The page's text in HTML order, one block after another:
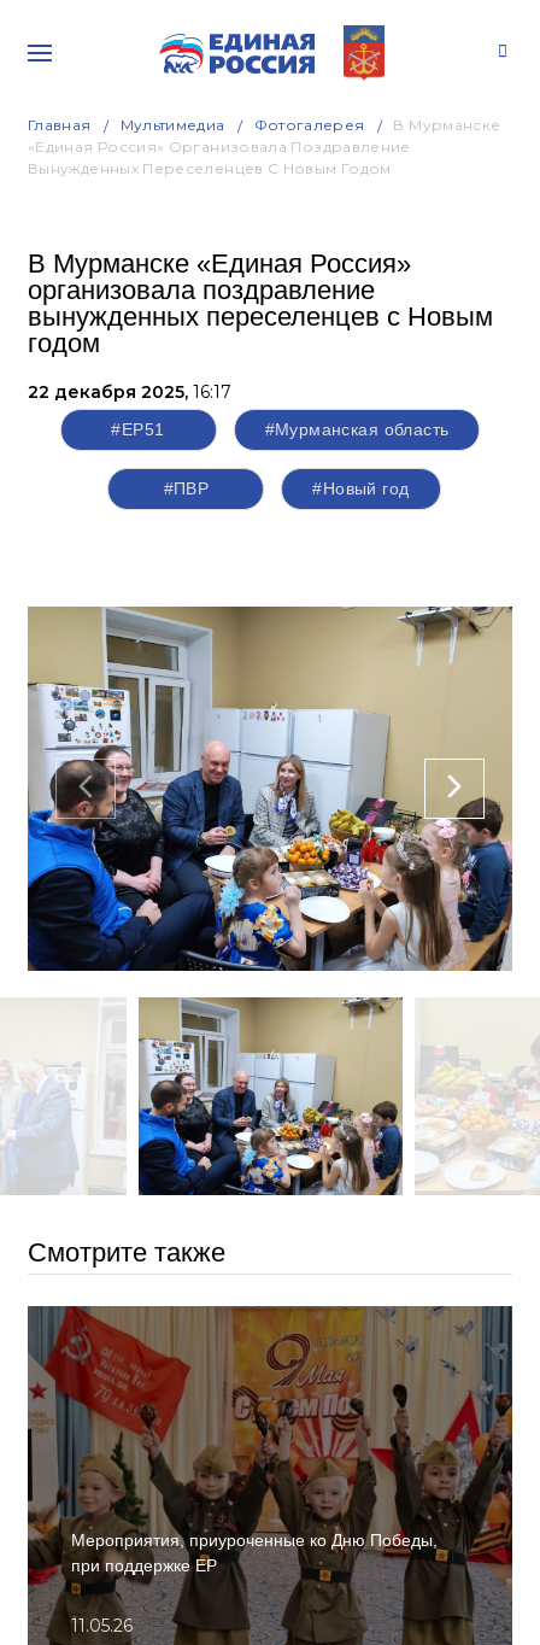
Главная Мультимедиа Фотогалерея
В Мурманске
«Единая Россия» Организовала Поздравление
Вынужденных Переселенцев С Новым Годом
В Мурманске «Единая Россия»
организовала поздравление
вынужденных переселенцев с Новым
годом
22 декабря 2025, 16:17
#ЕР51 #Мурманская область
#ПВР #Новый год
Смотрите также
Мероприятия, приуроченные ко Дню Победы,
при поддержке ЕР
11.05.26